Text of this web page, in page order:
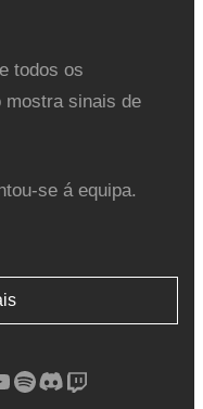
todos os
mostra sinais de
se á equipa.
Spotify Discord Twitch